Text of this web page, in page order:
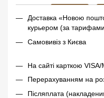
Доставка «Новою
курьером (за
Самовивіз з Києва
На сайті карткою
Перерахуванням на
Післяплата